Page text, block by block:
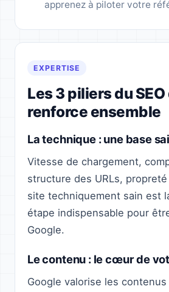
apprenez à piloter votre
EXPERTISE
Les 3 piliers du
renforce ensemble
La technique : une base
Vitesse de chargement,
structure des URLs,
site techniquement sain est
étape indispensable pour
Google.
Le contenu : le cœur de
Google valorise les